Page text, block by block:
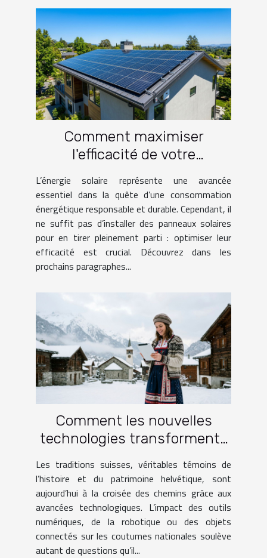
Comment maximiser
l'efficacité de votre
installation de panneaux
solaires ?
L’énergie solaire représente une avancée
essentiel dans la quête d’une consommation
énergétique responsable et durable. Cependant, il
ne suffit pas d’installer des panneaux solaires
pour en tirer pleinement parti : optimiser leur
efficacité est crucial. Découvrez dans les
prochains paragraphes...
Comment les nouvelles
technologies transforment-
elles les traditions suisses ?
Les traditions suisses, véritables témoins de
l’histoire et du patrimoine helvétique, sont
aujourd’hui à la croisée des chemins grâce aux
avancées technologiques. L’impact des outils
numériques, de la robotique ou des objets
connectés sur les coutumes nationales soulève
autant de questions qu’il...